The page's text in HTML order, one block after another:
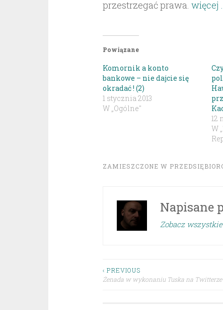
przestrzegać prawa. więcej …
Powiązane
Komornik a konto
bankowe – nie dajcie się
okradać ! (2)
1 stycznia 2013
W „Ogólne"
12
W
ZAMIESZCZONE W
Napisane
Zobacz
Nawigacja
‹ PREVIOUS
Żenada w wykonaniu Tuska na Twitterze